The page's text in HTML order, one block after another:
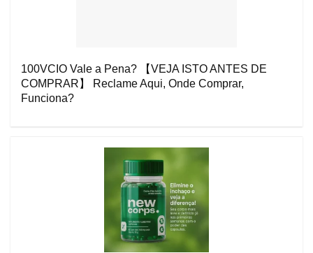
100VCIO Vale a Pena? 【VEJA ISTO ANTES DE
COMPRAR】 Reclame Aqui, Onde Comprar,
Funciona?